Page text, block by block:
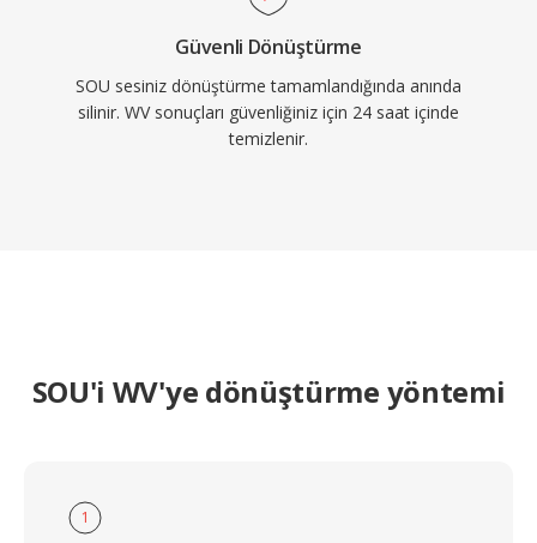
Güvenli Dönüştürme
SOU sesiniz dönüştürme tamamlandığında anında
silinir. WV sonuçları güvenliğiniz için 24 saat içinde
temizlenir.
SOU'i WV'ye dönüştürme yöntemi
1